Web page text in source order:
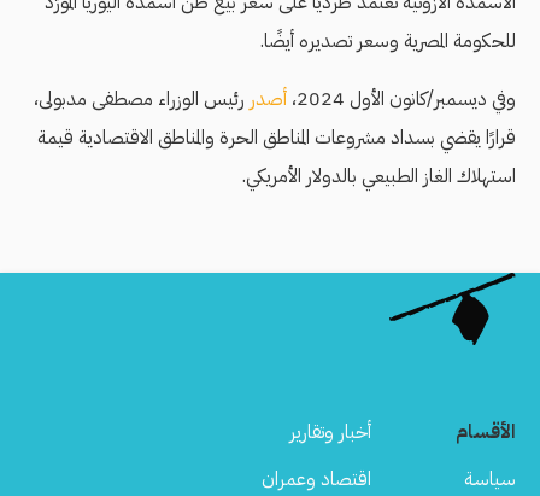
للحكومة المصرية وسعر تصديره أيضًا.
وفي ديسمبر/كانون الأول 2024،
أصدر رئيس الوزراء مصطفى مدبولى،
قرارًا يقضي بسداد مشروعات المناطق الحرة والمناطق الاقتصادية قيمة
استهلاك الغاز الطبيعي بالدولار الأمريكي.
الأقسام
أخبار وتقارير
سياسة
اقتصاد وعمران